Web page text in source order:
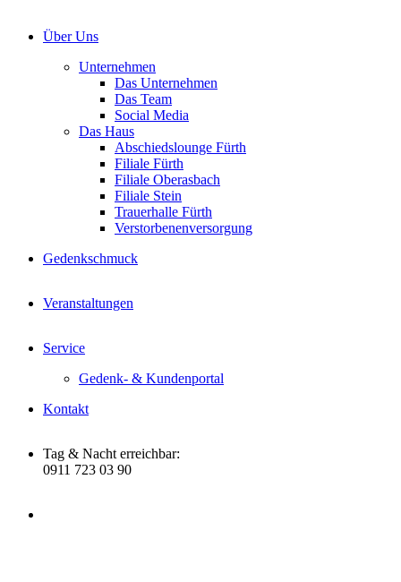
Über Uns
Unternehmen
Das Unternehmen
Das Team
Social Media
Das Haus
Abschiedslounge Fürth
Filiale Fürth
Filiale Oberasbach
Filiale Stein
Trauerhalle Fürth
Verstorbenenversorgung
Gedenkschmuck
Veranstaltungen
Service
Gedenk- & Kundenportal
Kontakt
Tag & Nacht erreichbar:
0911 723 03 90